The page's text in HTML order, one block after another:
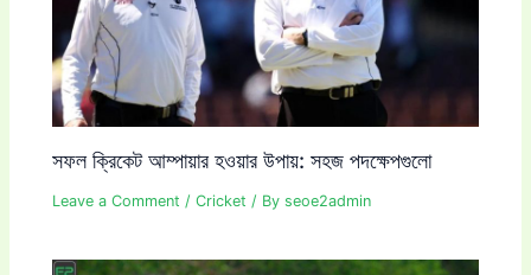
সফল ক্রিকেট আম্পায়ার হওয়ার উপায়: সহজ পদক্ষেপগুলো
Leave a Comment /Cricket / Byseoe2admin